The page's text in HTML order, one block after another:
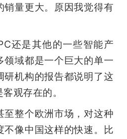
销量更大。原因我觉得有
还是其他的一些智能产
领域都是一个巨大的单一
研机构的报告都说明了这
观存在的。
至整个欧洲市场，对这种
不像中国这样的快速。比